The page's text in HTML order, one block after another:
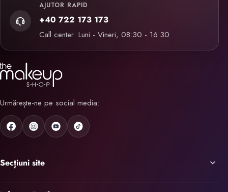
AJUTOR RAPID
+40 722 173 173
Call center: Luni - Vineri, 08:30 - 16:30
Urmărește-ne pe social media:
Secțiuni site